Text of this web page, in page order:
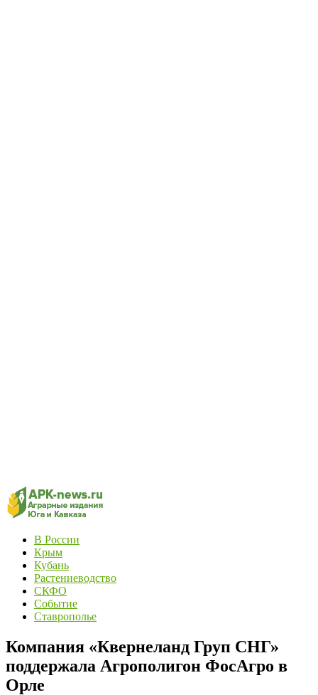
В России
Крым
Кубань
Растениеводство
СКФО
Событие
Ставрополье
Компания «Квернеланд Груп СНГ»
поддержала Агрополигон ФосАгро в
Орле